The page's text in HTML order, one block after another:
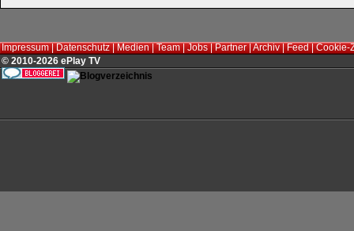
Impressum|Datenschutz|Medien|Team|Jobs|Partner|Archiv|Feed|Cookie-
© 2010-2026 ePlay TV